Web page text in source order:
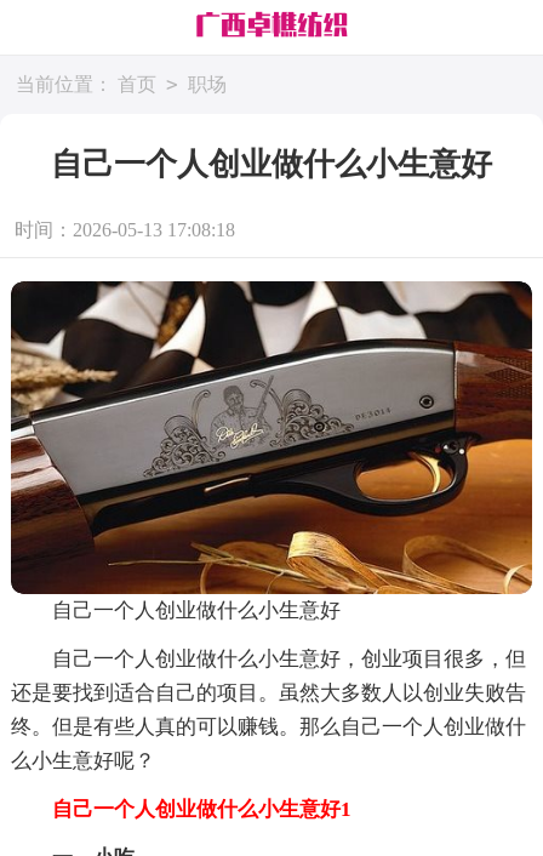
当前位置： 首页 > 职场
自己一个人创业做什么小生意好
时间：2026-05-13 17:08:18
自己一个人创业做什么小生意好
自己一个人创业做什么小生意好，创业项目很多，但
还是要找到适合自己的项目。虽然大多数人以创业失败告
终。但是有些人真的可以赚钱。那么自己一个人创业做什
么小生意好呢？
自己一个人创业做什么小生意好1